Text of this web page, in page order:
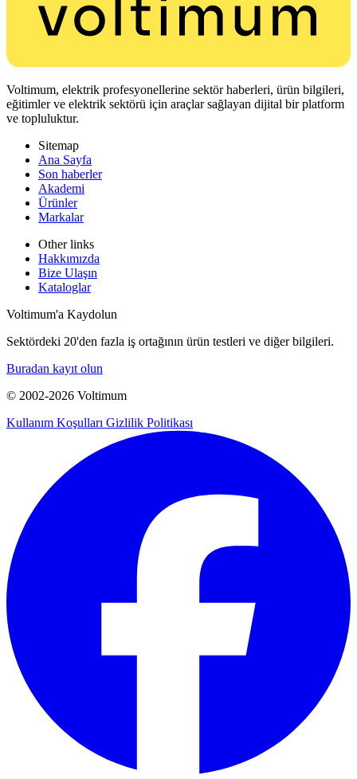
Voltimum, elektrik profesyonellerine sektör haberleri, ürün bilgileri,
eğitimler ve elektrik sektörü için araçlar sağlayan dijital bir platform
ve topluluktur.
Sitemap
Ana Sayfa
Son haberler
Akademi
Ürünler
Markalar
Other links
Hakkımızda
Bize Ulaşın
Kataloglar
Voltimum'a Kaydolun
Sektördeki 20'den fazla iş ortağının ürün testleri ve diğer bilgileri.
Buradan kayıt olun
© 2002-2026 Voltimum
Kullanım Koşulları Gizlilik Politikası